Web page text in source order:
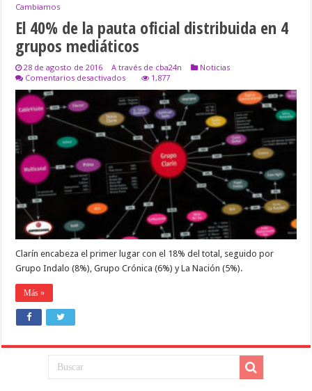
Cambiamos
El 40% de la pauta oficial distribuida en 4
grupos mediáticos
28 de agosto de 2016 A través de cba24n
Noticias
Comentarios desactivadosen
El
40%
de
la
pauta
oficial
distribuida
en
4
grupos
mediáticos
1,877
Clarín encabeza el primer lugar con el 18% del total, seguido por
Grupo Indalo (8%), Grupo Crónica (6%) y La Nación (5%).
Más »